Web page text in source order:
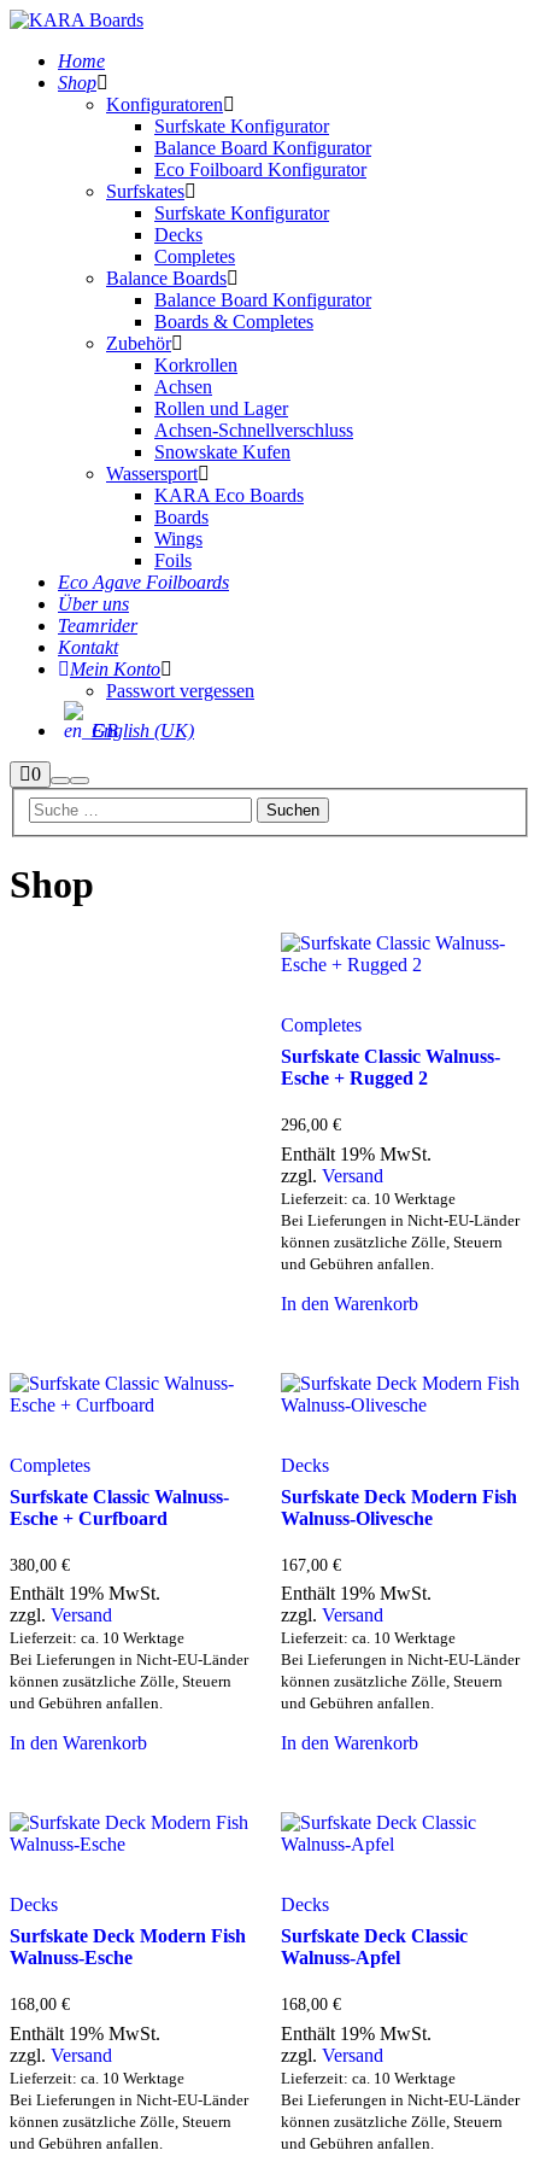
Home
Shop
Konfiguratoren
Surfskate Konfigurator
Balance Board Konfigurator
Eco Foilboard Konfigurator
Surfskates
Surfskate Konfigurator
Decks
Completes
Balance Boards
Balance Board Konfigurator
Boards & Completes
Zubehör
Korkrollen
Achsen
Rollen und Lager
Achsen-Schnellverschluss
Snowskate Kufen
Wassersport
KARA Eco Boards
Boards
Wings
Foils
Eco Agave Foilboards
Über uns
Teamrider
Kontakt
Mein Konto
Passwort vergessen
English (UK)
0Seitenleiste
ShopSuchen
Hauptmenü
Shop
Completes
Surfskate Classic Walnuss-
Esche + Rugged 2
296,00 €
Enthält 19% MwSt.
zzgl. Versand
Lieferzeit: ca. 10 Werktage
Bei Lieferungen in Nicht-EU-Länder
können zusätzliche Zölle, Steuern
und Gebühren anfallen.
In den Warenkorb
Completes
Surfskate Classic Walnuss-
Esche + Curfboard
380,00 €
Enthält 19% MwSt.
zzgl. Versand
Lieferzeit: ca. 10 Werktage
Bei Lieferungen in Nicht-EU-Länder
können zusätzliche Zölle, Steuern
und Gebühren anfallen.
In den Warenkorb
Decks
Surfskate Deck Modern Fish
Walnuss-Olivesche
167,00 €
Enthält 19% MwSt.
zzgl. Versand
Lieferzeit: ca. 10 Werktage
Bei Lieferungen in Nicht-EU-Länder
können zusätzliche Zölle, Steuern
und Gebühren anfallen.
In den Warenkorb
Decks
Surfskate Deck Modern Fish
Walnuss-Esche
168,00 €
Enthält 19% MwSt.
zzgl. Versand
Lieferzeit: ca. 10 Werktage
Bei Lieferungen in Nicht-EU-Länder
können zusätzliche Zölle, Steuern
und Gebühren anfallen.
Decks
Surfskate Deck Classic
Walnuss-Apfel
168,00 €
Enthält 19% MwSt.
zzgl. Versand
Lieferzeit: ca. 10 Werktage
Bei Lieferungen in Nicht-EU-Länder
können zusätzliche Zölle, Steuern
und Gebühren anfallen.